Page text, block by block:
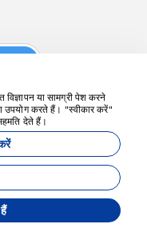
हैं और उपलब्धता के अधीन मान्य हैं।
प्रणाली
या सामग्री पेश करने
करते हैं। "स्वीकार करें"
देते हैं।
हम मदद के लिए यहाँ हैं